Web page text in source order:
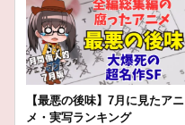
【最悪の後味】7月に見たアニ
メ・実写ランキング